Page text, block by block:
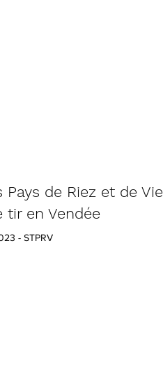
de Riez et de Vie
tir en Vendée
- STPRV